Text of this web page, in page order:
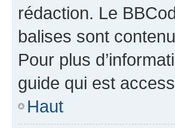
rédaction. Le
balises sont
Pour plus
guide qui est
Haut